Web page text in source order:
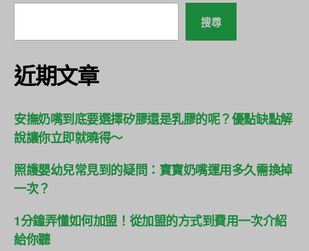
搜尋
近期文章
安撫奶嘴到底要選擇矽膠還是乳膠的呢？優點缺點解
說讓你立即就曉得～
照護嬰幼兒常見到的疑問：寶寶奶嘴運用多久需換掉
一次？
1分鐘弄懂如何加盟！從加盟的方式到費用一次介紹
給你聽